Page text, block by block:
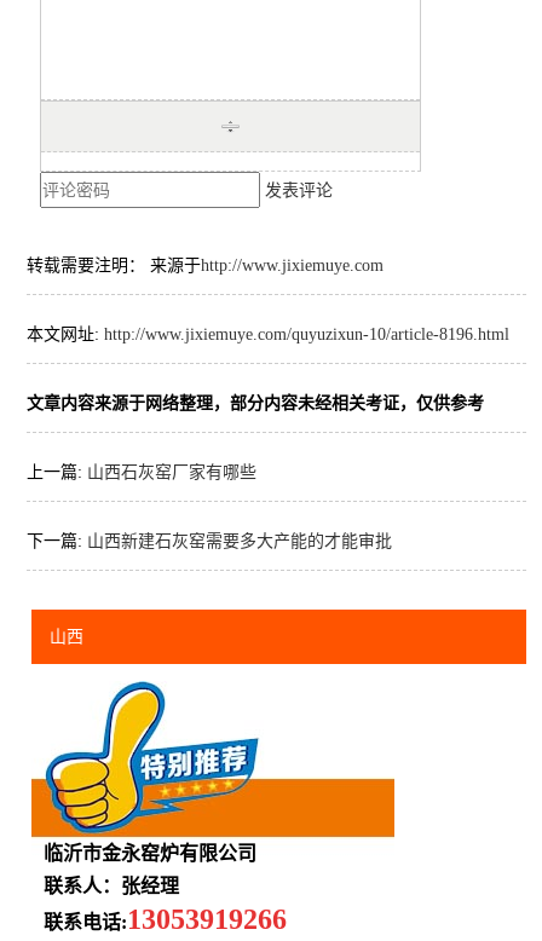
发表评论
转载需要注明： 来源于http://www.jixiemuye.com
本文网址: http://www.jixiemuye.com/quyuzixun-10/article-8196.html
文章内容来源于网络整理，部分内容未经相关考证，仅供参考
上一篇: 山西石灰窑厂家有哪些
下一篇: 山西新建石灰窑需要多大产能的才能审批
山西
临沂市金永窑炉有限公司
联系人：张经理
联系电话:13053919266